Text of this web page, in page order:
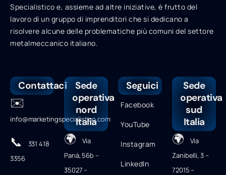
Specialistico e, assieme ad altre iniziative, è frutto del
lavoro di un gruppo di imprenditori che si dedicano a
risolvere alcune delle problematiche più comuni del settore
metalmeccanico italiano.
Contattaci
✉️
info@marketingspecialistico.com
📞
331 418
3356
Sede
operativa
nord
Italia
🌍 Via
Panà, 56b –
35027 –
Seguici
Facebook
YouTube
Instagram
LinkedIn
Sede
operativa
sud
Italia
🌍 Via
Zanibelli, 3 –
72015 –